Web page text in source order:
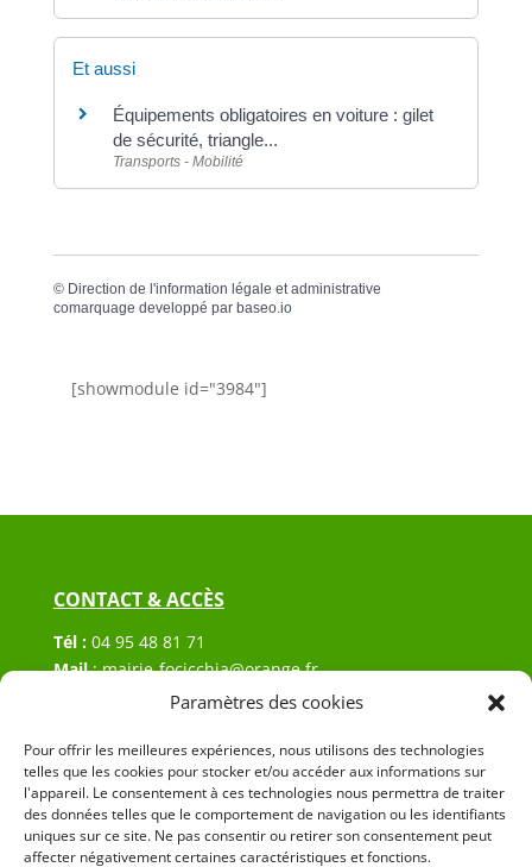
Paramètres des cookies
Pour offrir les meilleures expériences, nous utilisons des technologies
telles que les cookies pour stocker et/ou accéder aux informations sur
l'appareil. Le consentement à ces technologies nous permettra de traiter
des données telles que le comportement de navigation ou les identifiants
uniques sur ce site. Ne pas consentir ou retirer son consentement peut
affecter négativement certaines caractéristiques et fonctions.
Et aussi
Équipements obligatoires en voiture : gilet
de sécurité, triangle...
Transports - Mobilité
© Direction de l'information légale et administrative
comarquage developpé par baseo.io
[showmodule id="3984"]
CONTACT & ACCÈS
Tél : 04 95 48 81 71
Mail:mairie-focicchia@orange.fr
Hôtel de ville de Focicchia
20212 Focicchia